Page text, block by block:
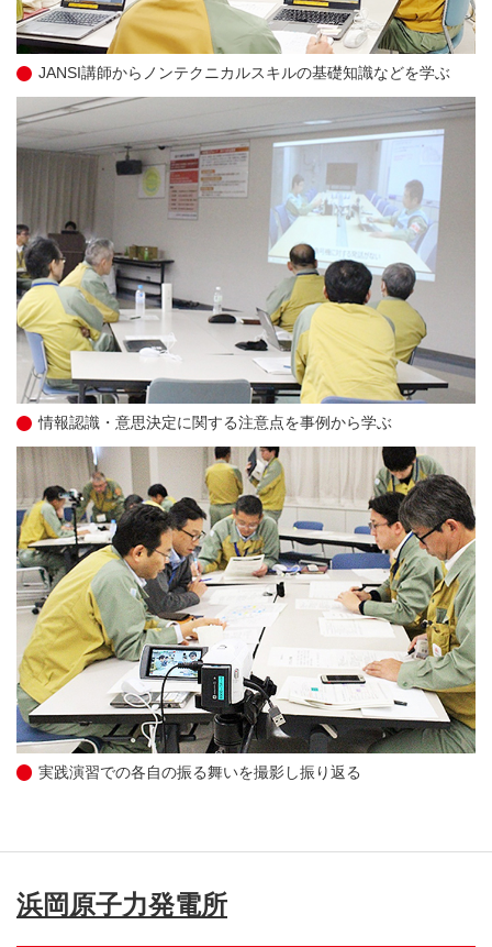
JANSI講師からノンテクニカルスキルの基礎知識などを学ぶ
情報認識・意思決定に関する注意点を事例から学ぶ
実践演習での各自の振る舞いを撮影し振り返る
浜岡原子力発電所